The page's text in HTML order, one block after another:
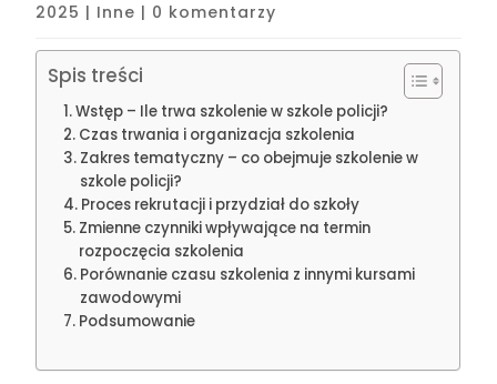
2025 | Inne | 0 komentarzy
Spis treści
Wstęp – Ile trwa szkolenie w szkole policji?
Czas trwania i organizacja szkolenia
Zakres tematyczny – co obejmuje szkolenie w
szkole policji?
Proces rekrutacji i przydział do szkoły
Zmienne czynniki wpływające na termin
rozpoczęcia szkolenia
Porównanie czasu szkolenia z innymi kursami
zawodowymi
Podsumowanie